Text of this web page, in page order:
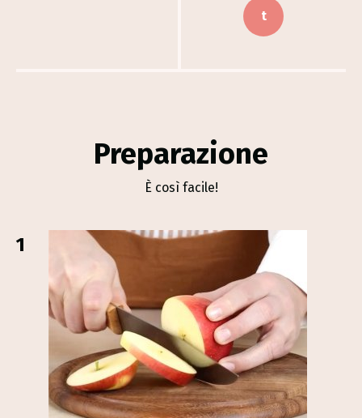
t
Preparazione
È così facile!
1